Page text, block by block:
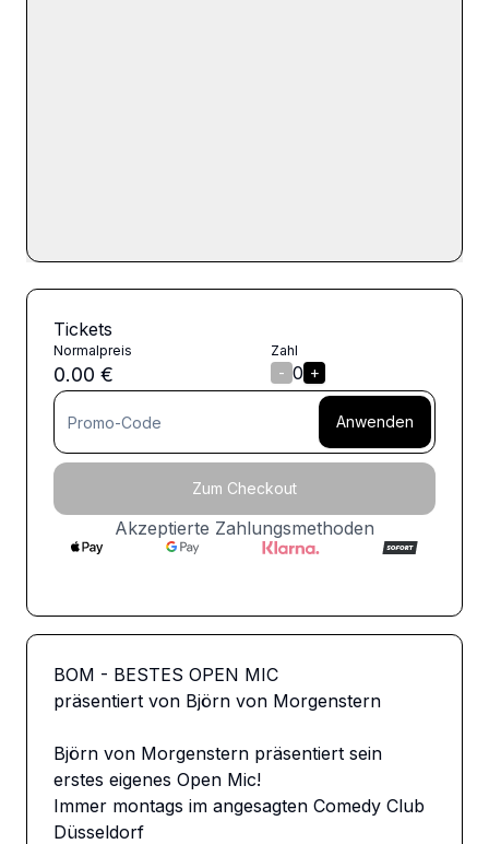
Tickets
Normalpreis
0.00 €
Zahl
- 0 +
Anwenden
Zum Checkout
Akzeptierte Zahlungsmethoden
BOM - BESTES OPEN MIC
präsentiert von Björn von Morgenstern
Björn von Morgenstern präsentiert sein
erstes eigenes Open Mic!
Immer montags im angesagten Comedy Club
Düsseldorf